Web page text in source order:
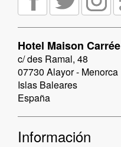
Hotel Maison Carrée
c/ des Ramal, 48
07730 Alayor - Menorca
Islas Baleares
España
Información